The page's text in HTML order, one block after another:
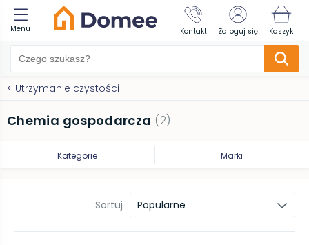
Menu Kontakt Zaloguj się Koszyk
< Utrzymanie czystości
Chemia gospodarcza (2)
Kategorie Marki
Sortuj Popularne